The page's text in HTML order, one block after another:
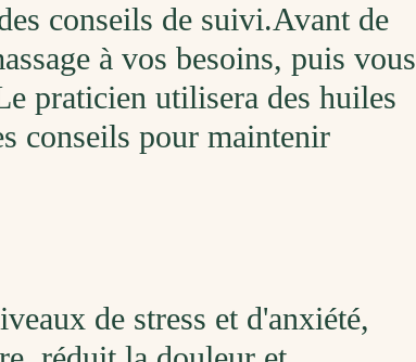
conseils de suivi.Avant de
à vos besoins, puis vous
praticien utilisera des huiles
conseils pour maintenir
de stress et d'anxiété,